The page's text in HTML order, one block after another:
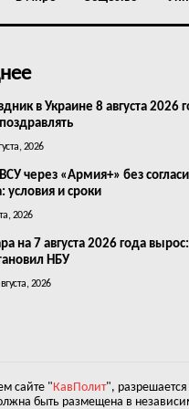
в Украине 8 августа 2026
2026
через «Армия+» без
условия и сроки
2026
на 7 августа 2026 года вырос:
НБУ
2026
сайте " КавПолит",
быть размещена в